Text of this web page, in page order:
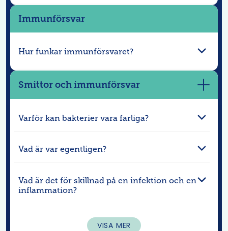
Immunförsvar
Hur funkar immunförsvaret?
Visa
mer
Smittor och immunförsvar
Varför kan bakterier vara farliga?
Vad är var egentligen?
Vad är det för skillnad på en infektion och en
inflammation?
VISA MER